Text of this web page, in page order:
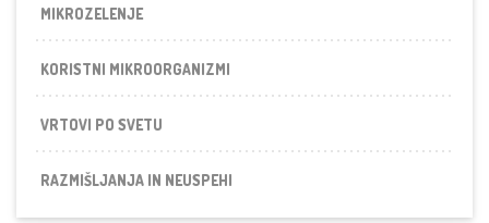
MIKROZELENJE
KORISTNI MIKROORGANIZMI
VRTOVI PO SVETU
RAZMIŠLJANJA IN NEUSPEHI